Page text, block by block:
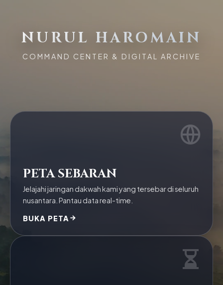
NURUL HAROMAIN
COMMAND CENTER & DIGITAL ARCHIVE
PETA SEBARAN
Jelajahi jaringan dakwah kami yang tersebar di seluruh
nusantara. Pantau data real-time.
BUKA PETA